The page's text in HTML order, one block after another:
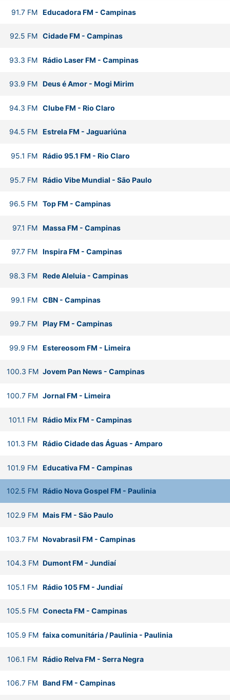
91.7 FM Educadora FM - Campinas
92.5 FM Cidade FM - Campinas
93.3 FM Rádio Laser FM - Campinas
93.9 FM Deus é Amor- Mogi Mirim
94.3 FM Clube FM - Rio Claro
94.5 FM Estrela FM - Jaguariúna
95.1 FM Rádio 95.1 FM - Rio Claro
95.7 FM Rádio Vibe Mundial - São Paulo
96.5 FM Top FM - Campinas
97.1 FM Massa FM - Campinas
97.7 FM Inspira FM - Campinas
98.3 FM Rede Aleluia- Campinas
99.1 FM CBN- Campinas
99.7 FM Play FM - Campinas
99.9 FM Estereosom FM - Limeira
100.3 FM Jovem Pan News- Campinas
100.7 FM Jornal FM - Limeira
101.1 FM Rádio Mix FM - Campinas
101.3 FM Rádio Cidade das Águas- Amparo
101.9 FM Educativa FM - Campinas
102.5 FM Rádio Nova Gospel FM - Paulinia
102.9 FM Mais FM - São Paulo
103.7 FM Novabrasil FM - Campinas
104.3 FM Dumont FM - Jundiaí
105.1 FM Rádio 105 FM - Jundiaí
105.5 FM Conecta FM - Campinas
105.9 FM faixa comunitária / Paulinia- Paulinia
106.1 FM Rádio Relva FM - Serra Negra
106.7 FM Band FM - Campinas